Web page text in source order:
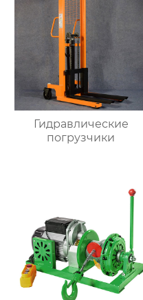
Гидравлические
погрузчики